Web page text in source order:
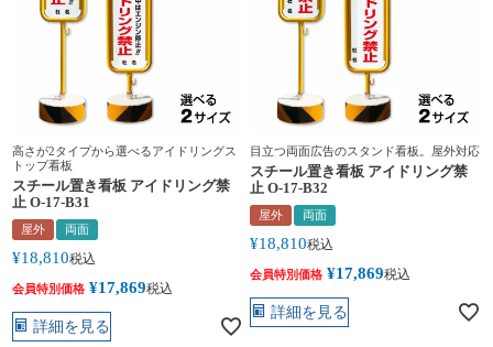
高さが2タイプから選べるアイドリングス
トップ看板
スチール置き看板 アイドリング禁
止 O-17-B31
屋外 両面
¥18,810税込
会員特別価格 ¥17,869税込
詳細を見る
目立つ両面広告のスタンド看板。屋外対応
スチール置き看板 アイドリング禁
止 O-17-B32
屋外 両面
¥18,810税込
会員特別価格 ¥17,869税込
詳細を見る